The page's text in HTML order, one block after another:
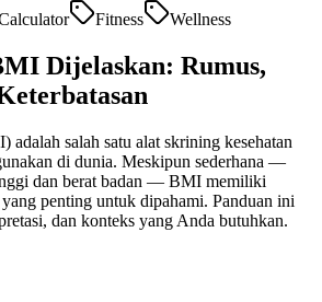
Fitness Wellness
Dijelaskan: Rumus,
salah satu alat skrining kesehatan
di dunia. Meskipun sederhana —
dan berat badan — BMI memiliki
penting untuk dipahami. Panduan ini
dan konteks yang Anda butuhkan.